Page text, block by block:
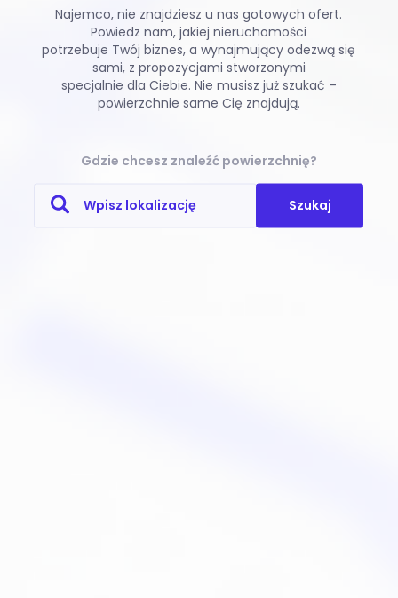
Najemco, nie znajdziesz u nas gotowych ofert.
Powiedz nam, jakiej nieruchomości
potrzebuje Twój biznes, a wynajmujący odezwą się
sami, z propozycjami stworzonymi
specjalnie dla Ciebie. Nie musisz już szukać –
powierzchnie same Cię znajdują.
Gdzie chcesz znaleźć powierzchnię?
Szukaj